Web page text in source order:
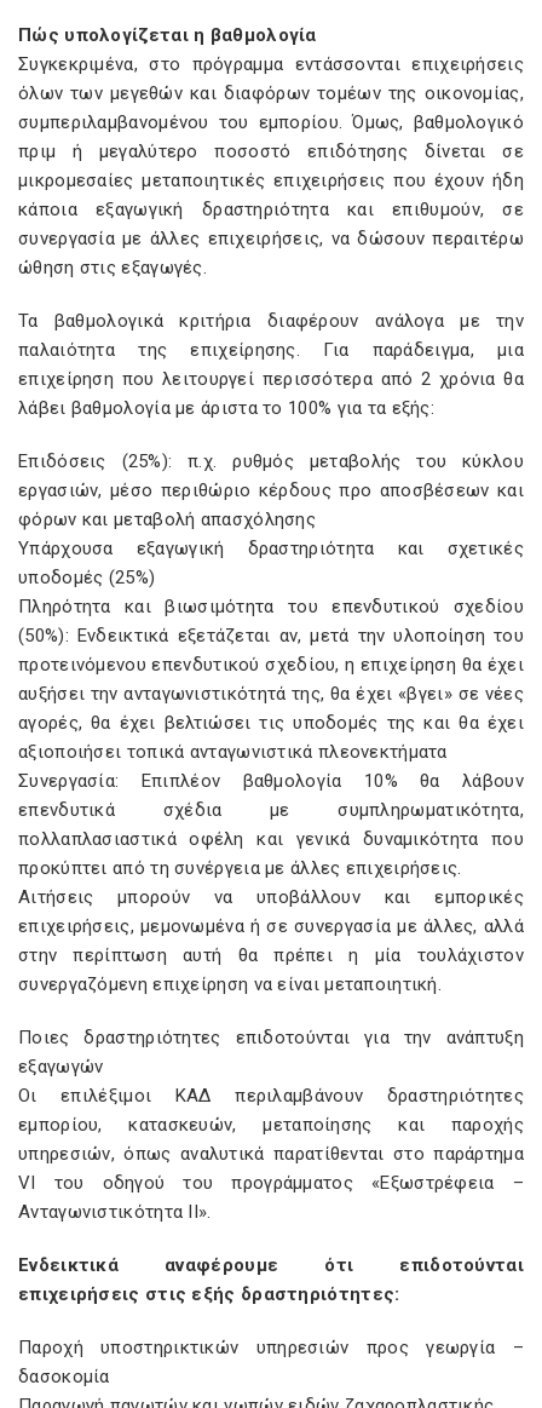
Πώς υπολογίζεται η βαθμολογία
Συγκεκριμένα, στο πρόγραμμα εντάσσονται επιχειρήσεις
όλων των μεγεθών και διαφόρων τομέων της οικονομίας,
συμπεριλαμβανομένου του εμπορίου. Όμως, βαθμολογικό
πριμ ή μεγαλύτερο ποσοστό επιδότησης δίνεται σε
μικρομεσαίες μεταποιητικές επιχειρήσεις που έχουν ήδη
κάποια εξαγωγική δραστηριότητα και επιθυμούν, σε
συνεργασία με άλλες επιχειρήσεις, να δώσουν περαιτέρω
ώθηση στις εξαγωγές.
Τα βαθμολογικά κριτήρια διαφέρουν ανάλογα με την
παλαιότητα της επιχείρησης. Για παράδειγμα, μια
επιχείρηση που λειτουργεί περισσότερα από 2 χρόνια θα
λάβει βαθμολογία με άριστα το 100% για τα εξής:
Επιδόσεις (25%): π.χ. ρυθμός μεταβολής του κύκλου
εργασιών, μέσο περιθώριο κέρδους προ αποσβέσεων και
φόρων και μεταβολή απασχόλησης
Υπάρχουσα εξαγωγική δραστηριότητα και σχετικές
υποδομές (25%)
Πληρότητα και βιωσιμότητα του επενδυτικού σχεδίου
(50%): Ενδεικτικά εξετάζεται αν, μετά την υλοποίηση του
προτεινόμενου επενδυτικού σχεδίου, η επιχείρηση θα έχει
αυξήσει την ανταγωνιστικότητά της, θα έχει «βγει» σε νέες
αγορές, θα έχει βελτιώσει τις υποδομές της και θα έχει
αξιοποιήσει τοπικά ανταγωνιστικά πλεονεκτήματα
Συνεργασία: Επιπλέον βαθμολογία 10% θα λάβουν
επενδυτικά σχέδια με συμπληρωματικότητα,
πολλαπλασιαστικά οφέλη και γενικά δυναμικότητα που
προκύπτει από τη συνέργεια με άλλες επιχειρήσεις.
Αιτήσεις μπορούν να υποβάλλουν και εμπορικές
επιχειρήσεις, μεμονωμένα ή σε συνεργασία με άλλες, αλλά
στην περίπτωση αυτή θα πρέπει η μία τουλάχιστον
συνεργαζόμενη επιχείρηση να είναι μεταποιητική.
Ποιες δραστηριότητες επιδοτούνται για την ανάπτυξη
εξαγωγών
Οι επιλέξιμοι ΚΑΔ περιλαμβάνουν δραστηριότητες
εμπορίου, κατασκευών, μεταποίησης και παροχής
υπηρεσιών, όπως αναλυτικά παρατίθενται στο παράρτημα
VI του οδηγού του προγράμματος «Εξωστρέφεια –
Ανταγωνιστικότητα ΙΙ».
Ενδεικτικά αναφέρουμε ότι επιδοτούνται
επιχειρήσεις στις εξής δραστηριότητες:
Παροχή υποστηρικτικών υπηρεσιών προς γεωργία –
δασοκομία